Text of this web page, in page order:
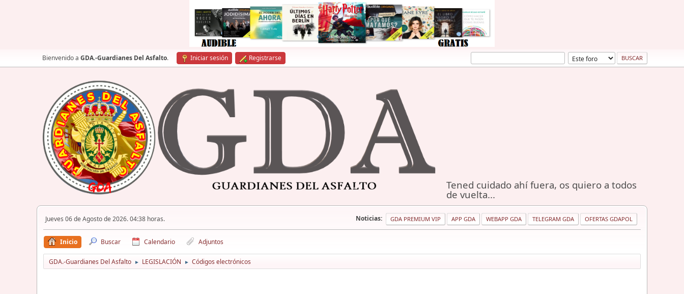
Bienvenido a GDA.-Guardianes Del Asfalto. Iniciar sesión Registrarse
Tened cuidado ahí fuera, os quiero a todos
de vuelta...
Jueves 06 de Agosto de 2026. 04:38 horas. Noticias: GDA PREMIUM VIP APP GDA WEBAPP GDA TELEGRAM GDA OFERTAS GDAPOL
Inicio Buscar Calendario Adjuntos
GDA.-Guardianes Del Asfalto ► LEGISLACIÓN ► Códigos electrónicos